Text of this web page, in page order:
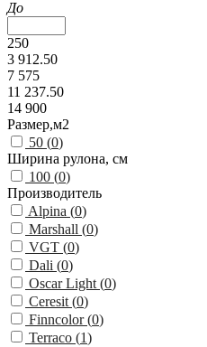
До
250
3 912.50
7 575
11 237.50
14 900
Размер,м2
50 (0)
Ширина рулона, см
100 (0)
Производитель
Alpina (0)
Marshall (0)
VGT (0)
Dali (0)
Oscar Light (0)
Ceresit (0)
Finncolor (0)
Terraco (1)